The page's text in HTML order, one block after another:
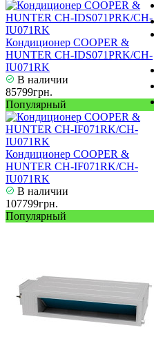
Кондиционер COOPER &
HUNTER CH-IDS071PRK/CH-
IU071RK
В наличии
85799грн.
Популярный
Кондиционер COOPER &
HUNTER CH-IF071RK/CH-
IU071RK
В наличии
107799грн.
Популярный